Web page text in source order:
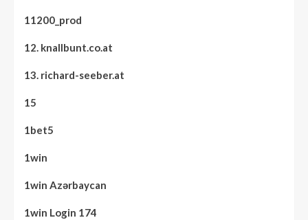
11200_prod
12. knallbunt.co.at
13. richard-seeber.at
15
1bet5
1win
1win Azərbaycan
1win Login 174